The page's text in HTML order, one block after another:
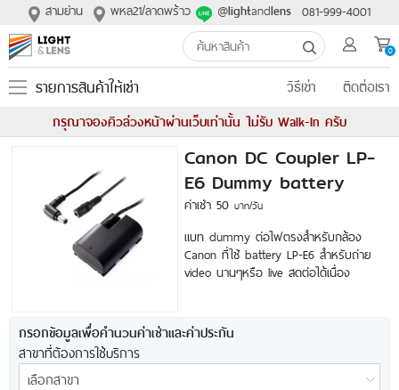
สามย่าน พหล21/ลาดพร้าว @lightandlens 081-999-4001
0
รายการสินค้าให้เช่า วิธีเช่า ติดต่อเรา
กรุณาจองคิวล่วงหน้าผ่านเว็บเท่านั้น ไม่รับ Walk-In ครับ
Canon DC Coupler LP-
E6 Dummy battery
ค่าเช่า 50 บาท/วัน
แบท dummy ต่อไฟตรงสำหรับกล้อง
Canon ที่ใช้ battery LP-E6 สำหรับถ่าย
video นานๆหรือ live สดต่อได้เนื่อง
กรอกข้อมูลเพื่อคำนวนค่าเช่าและค่าประกัน
สาขาที่ต้องการใช้บริการ